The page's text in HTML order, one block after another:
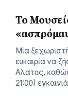
Το
Μία
ευκαιρία να
Αλατος,
21:00)